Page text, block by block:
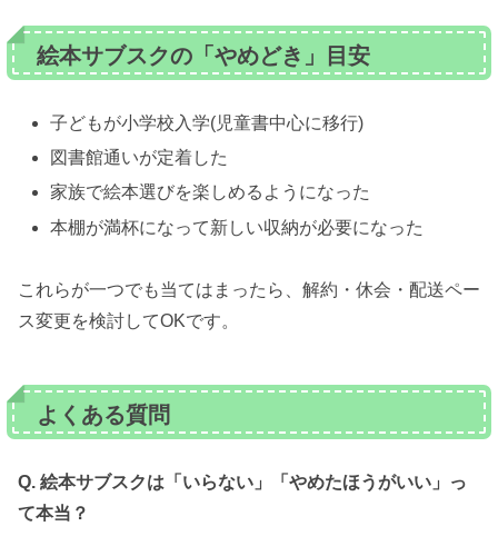
絵本サブスクの「やめどき」目安
子どもが小学校入学(児童書中心に移行)
図書館通いが定着した
家族で絵本選びを楽しめるようになった
本棚が満杯になって新しい収納が必要になった
これらが一つでも当てはまったら、解約・休会・配送ペー
ス変更を検討してOKです。
よくある質問
Q. 絵本サブスクは「いらない」「やめたほうがいい」っ
て本当？